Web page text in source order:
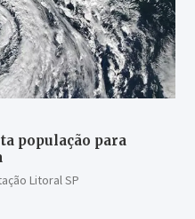
população para
Litoral SP